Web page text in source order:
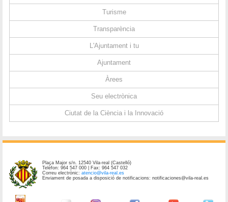
Turisme
Transparència
L'Ajuntament i tu
Ajuntament
Àrees
Seu electrònica
Ciutat de la Ciència i la Innovació
Plaça Major s/n. 12540 Vila-real (Castelló)
Telèfon: 964 547 000 | Fax: 964 547 032
Correu electrònic:atencio@vila-real.es
Enviament de posada a disposició de notificacions: notificaciones@vila-real.es